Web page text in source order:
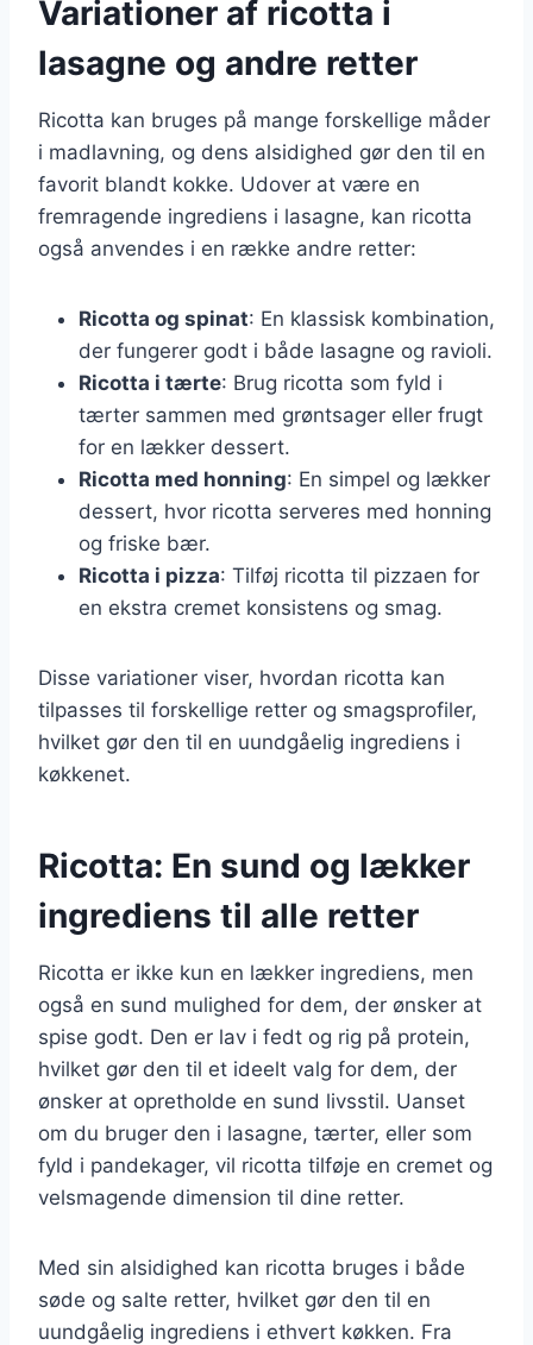
Variationer af ricotta i
lasagne og andre retter
Ricotta kan bruges på mange forskellige måder
i madlavning, og dens alsidighed gør den til en
favorit blandt kokke. Udover at være en
fremragende ingrediens i lasagne, kan ricotta
også anvendes i en række andre retter:
Ricotta og spinat: En klassisk kombination,
der fungerer godt i både lasagne og ravioli.
Ricotta i tærte: Brug ricotta som fyld i
tærter sammen med grøntsager eller frugt
for en lækker dessert.
Ricotta med honning: En simpel og lækker
dessert, hvor ricotta serveres med honning
og friske bær.
Ricotta i pizza: Tilføj ricotta til pizzaen for
en ekstra cremet konsistens og smag.
Disse variationer viser, hvordan ricotta kan
tilpasses til forskellige retter og smagsprofiler,
hvilket gør den til en uundgåelig ingrediens i
køkkenet.
Ricotta: En sund og lækker
ingrediens til alle retter
Ricotta er ikke kun en lækker ingrediens, men
også en sund mulighed for dem, der ønsker at
spise godt. Den er lav i fedt og rig på protein,
hvilket gør den til et ideelt valg for dem, der
ønsker at opretholde en sund livsstil. Uanset
om du bruger den i lasagne, tærter, eller som
fyld i pandekager, vil ricotta tilføje en cremet og
velsmagende dimension til dine retter.
Med sin alsidighed kan ricotta bruges i både
søde og salte retter, hvilket gør den til en
uundgåelig ingrediens i ethvert køkken. Fra